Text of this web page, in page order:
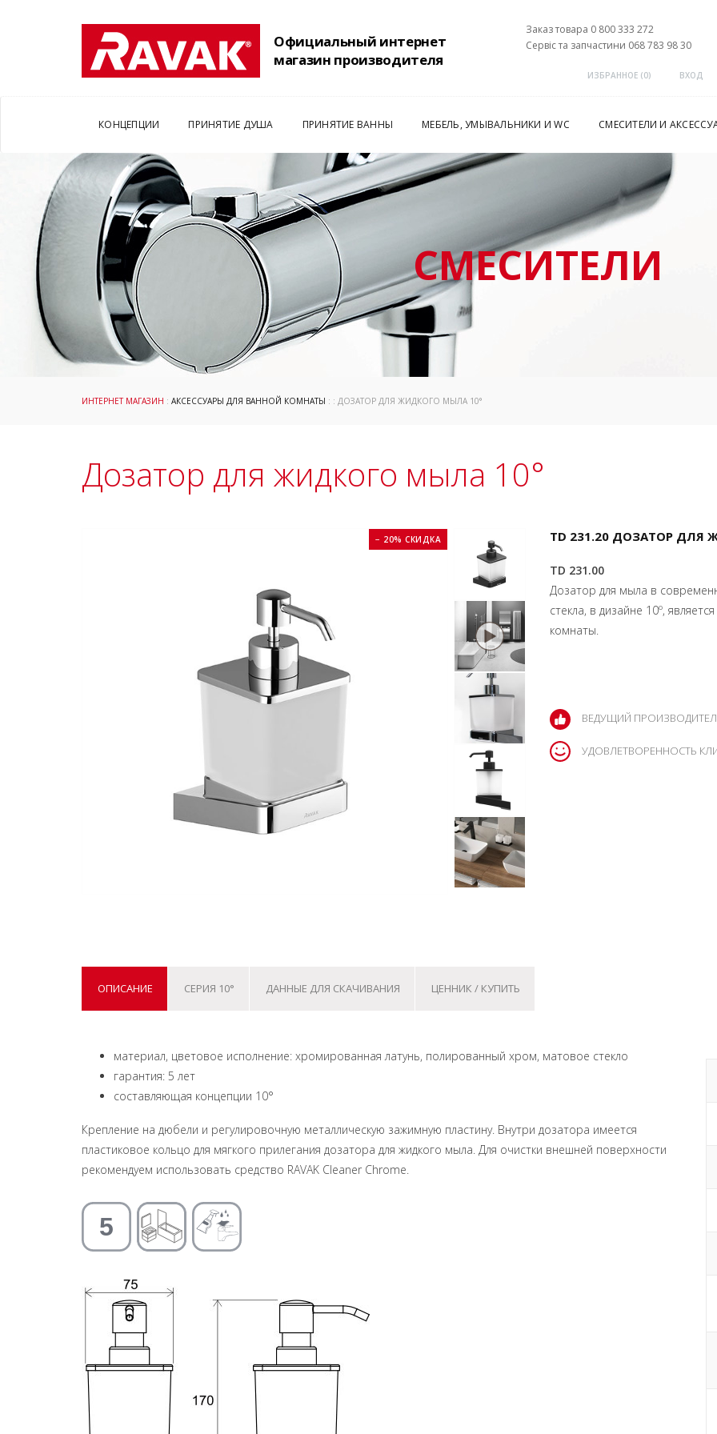
Официальный интернет
магазин производителя
Заказ товара 0 800 333 272
Сервіс та запчастини 068 783 98 30
ИЗБРАННОЕ (0) ВХОД
КОНЦЕПЦИИ ПРИНЯТИЕ ДУША ПРИНЯТИЕ ВАННЫ МЕБЕЛЬ, УМЫВАЛЬНИКИ И WC СМЕСИТЕЛИ И
СМЕСИТЕЛИ
ИНТЕРНЕТ МАГАЗИН : АКСЕССУАРЫ ДЛЯ ВАННОЙ КОМНАТЫ : : ДОЗАТОР ДЛЯ ЖИДКОГО МЫЛА 10°
Дозатор для жидкого мыла 10°
− 20% СКИДКА TD 231.20 ДОЗАТОР
TD 231.00
Дозатор для мыла в
стекла, в дизайне 10º,
комнаты.
ВЕДУЩИЙ
УДОВЛЕТВОРЕННОСТЬ
ОПИСАНИЕ СЕРИЯ 10° ДАННЫЕ ДЛЯ СКАЧИВАНИЯ ЦЕННИК / КУПИТЬ
материал, цветовое исполнение: хромированная латунь, полированный хром, матовое стекло
гарантия: 5 лет
составляющая концепции 10°
Крепление на дюбели и регулировочную металлическую зажимную пластину. Внутри дозатора имеется
пластиковое кольцо для мягкого прилегания дозатора для жидкого мыла. Для очистки внешней поверхности
рекомендуем использовать средство RAVAK Cleaner Chrome.